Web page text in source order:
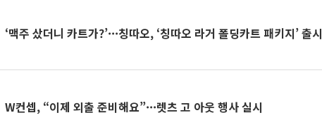
‘맥주 샀더니 카트가?’···칭따오, ‘칭따오 라거 폴딩카트 패키지’ 출시
W컨셉, “이제 외출 준비해요”···렛츠 고 아웃 행사 실시